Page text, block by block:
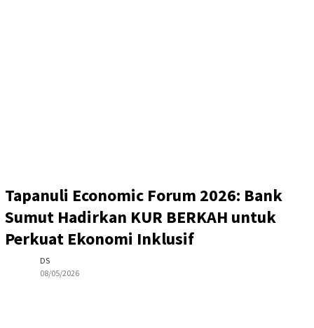
Tapanuli Economic Forum 2026: Bank
Sumut Hadirkan KUR BERKAH untuk
Perkuat Ekonomi Inklusif
DS
08/05/2026